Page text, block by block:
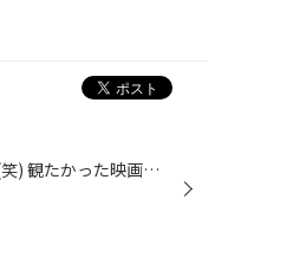
タイトルだけで何かわかった方・・・挙手お願いします(^O^)ノ¨(笑) 観たかった映画観てきました！ 伊坂幸太郎原作：「オーファーザー」おススメです 心が躍り、温かくなります(*^_^*)内容は詳しく言えませんが、父４人母１人息子１人 こんな家族他に居るでしょうか？ ざっとこんな感じの内容です。 ...